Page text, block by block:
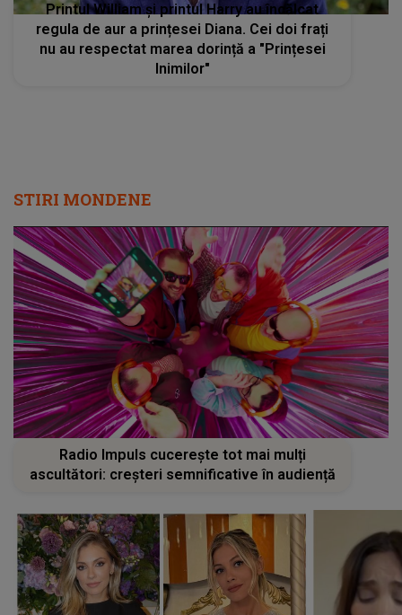
Printul William și printul Harry au încălcat
regula de aur a prințesei Diana. Cei doi frați
nu au respectat marea dorință a "Prințesei
Inimilor"
STIRI MONDENE
Radio Impuls cucerește tot mai mulți
ascultători: creșteri semnificative în audiență